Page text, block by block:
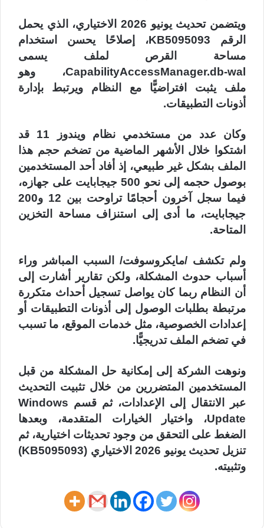
ويتضمن تحديث يونيو 2026 الاختياري، الذي يحمل
الرقم KB5095093، إصلاحًا يحسن استخدام
مساحة القرص لملف يسمى
CapabilityAccessManager.db-wal، وهو
ملف يثبت افتراضيًّا مع النظام ويرتبط بإدارة
أذونات التطبيقات.
وكان عدد من مستخدمي نظام ويندوز 11 قد
اشتكوا خلال الأشهر الماضية من تضخم حجم هذا
الملف بشكل غير طبيعي، إذ أفاد أحد المستخدمين
بوصول حجمه إلى نحو 500 جيجابايت على جهازه،
فيما سجل آخرون أحجامًا تراوحت بين 12 و200
جيجابايت، ما أدى إلى استنزاف مساحة التخزين
المتاحة.
ولم تكشف /مايكروسوفت/ السبب المباشر وراء
أسباب حدوث المشكلة، ولكن تقارير أشارت إلى
أن النظام ربما كان يواصل تسجيل أحداث متكررة
مرتبطة بطلبات الوصول إلى أذونات التطبيقات أو
إعدادات الخصوصية، مثل خدمات الموقع، ما تسبب
في تضخم الملف تدريجيًّا.
ونوهت الشركة إلى إمكانية حل المشكلة من قبل
المستخدمين المتضررين من خلال تثبيت التحديث
عبر الانتقال إلى الإعدادات، ثم قسم Windows
Update، واختيار الخيارات المتقدمة، وبعدها
الضغط على التحقق من وجود تحديثات اختيارية، ثم
تنزيل تحديث يونيو 2026 الاختياري (KB5095093)
وتثبيته.